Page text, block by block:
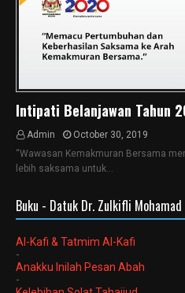
Intipati Belanjawan Tahun
Admin
October 30, 2019
“Wawasan Kemakmuran Bersama
lebih saksama untuk…
Buku - Datuk Dr. Zulkifli
Al-Kafi & Tatmim Al-Kafi
-
Anakku Inilah Pesan Abah
-